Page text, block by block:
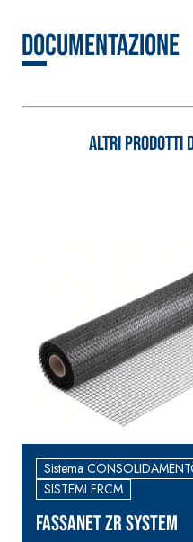
Documentazione
Altri prodotti
Sistema
SISTEMI FRCM
FASSANET ZR SYSTEM
inerti alleggeriti